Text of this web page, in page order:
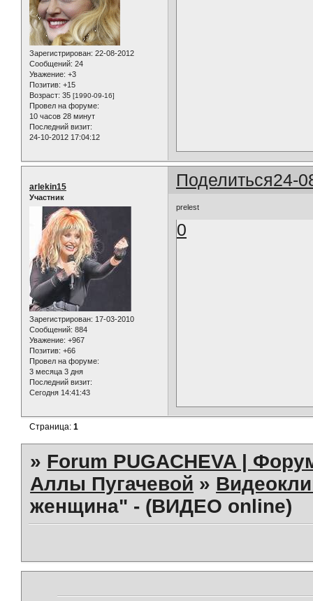
Зарегистрирован: 22-08-2012
Сообщений: 24
Уважение: +3
Позитив: +15
Возраст: 35 [1990-09-16]
Провел на форуме:
10 часов 28 минут
Последний визит:
24-10-2012 17:04:12
Поделиться24-
arlekin15
Участник
Зарегистрирован: 17-03-2010
Сообщений: 884
Уважение: +967
Позитив: +66
Провел на форуме:
3 месяца 3 дня
Последний визит:
Сегодня 14:41:43
prelest
0
Страница:1
» Forum PUGACHEVA |
Аллы Пугачевой »
женщина" - (ВИДЕО online)